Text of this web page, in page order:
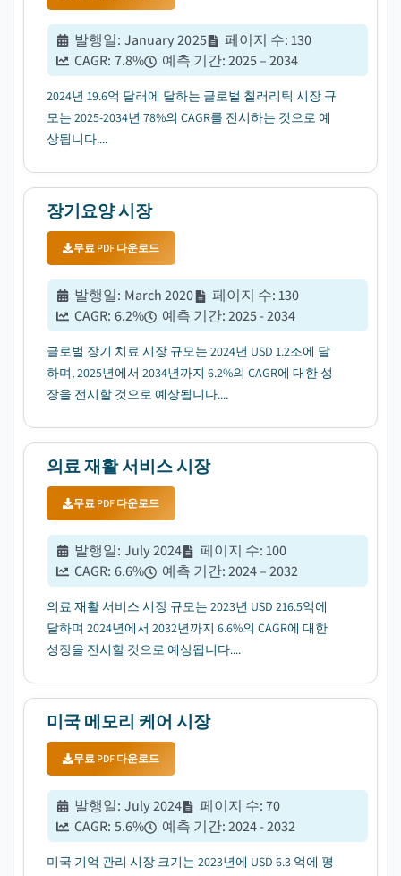
발행일: January 2025 페이지 수:130
CAGR: 7.8% 예측 기간:2025 – 2034
2024년 19.6억 달러에 달하는 글로벌 칠러리틱 시장 규
모는 2025-2034년 78%의 CAGR를 전시하는 것으로 예
상됩니다....
장기요양 시장
무료 PDF 다운로드
발행일: March 2020 페이지 수:130
CAGR: 6.2% 예측 기간:2025 - 2034
글로벌 장기 치료 시장 규모는 2024년 USD 1.2조에 달
하며, 2025년에서 2034년까지 6.2%의 CAGR에 대한 성
장을 전시할 것으로 예상됩니다....
의료 재활 서비스 시장
무료 PDF 다운로드
발행일: July 2024 페이지 수:100
CAGR: 6.6% 예측 기간:2024 – 2032
의료 재활 서비스 시장 규모는 2023년 USD 216.5억에
달하며 2024년에서 2032년까지 6.6%의 CAGR에 대한
성장을 전시할 것으로 예상됩니다....
미국 메모리 케어 시장
무료 PDF 다운로드
발행일: July 2024 페이지 수:70
CAGR: 5.6% 예측 기간:2024 - 2032
미국 기억 관리 시장 크기는 2023년에 USD 6.3 억에 평